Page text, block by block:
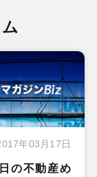
年03月17日
の不動産め